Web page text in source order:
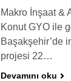
Makro İnşaat &
Konut GYO ile
Başakşehir’de
projesi 22…
Devamını oku